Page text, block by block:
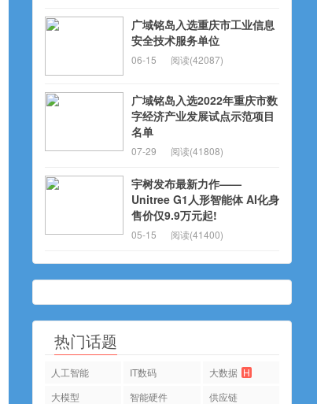
广域铭岛入选重庆市工业信息
安全技术服务单位
06-15 阅读(42087)
广域铭岛入选2022年重庆市数
字经济产业发展试点示范项目
名单
07-29 阅读(41808)
宇树发布最新力作——
Unitree G1人形智能体 AI化身
售价仅9.9万元起!
05-15 阅读(41400)
热门话题
人工智能 IT数码 大数据 H
大模型
智能硬件
供应链